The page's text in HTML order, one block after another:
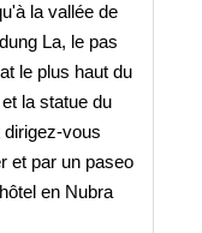
la vallée de
La, le pas
le plus haut du
la statue du
vous
et par un paseo
en Nubra